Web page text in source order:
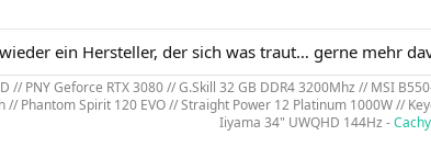
ein Hersteller, der sich was traut… gerne mehr
// PNY Geforce RTX 3080 // G.Skill 32 GB DDR4 3200Mhz // MSI
// Phantom Spirit 120 EVO // Straight Power 12 Platinum 1000W //
Iiyama 34" UWQHD 144Hz -